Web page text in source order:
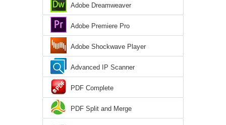
Adobe Dreamweaver
Adobe Premiere Pro
Adobe Shockwave Player
Advanced IP Scanner
PDF Complete
PDF Split and Merge